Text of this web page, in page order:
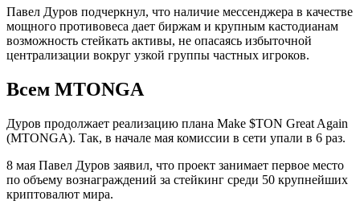
Павел Дуров подчеркнул, что наличие мессенджера в качестве
мощного противовеса дает биржам и крупным кастодианам
возможность стейкать активы, не опасаясь избыточной
централизации вокруг узкой группы частных игроков.
Всем MTONGA
Дуров продолжает реализацию плана Make $TON Great Again
(MTONGA). Так, в начале мая комиссии в сети упали в 6 раз.
8 мая Павел Дуров заявил, что проект занимает первое место
по объему вознаграждений за стейкинг среди 50 крупнейших
криптовалют мира.